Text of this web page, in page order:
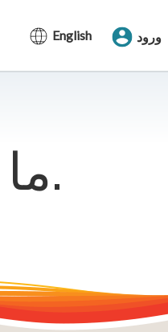
English ورود
ما نمی توانیم آن صفحه را پیدا کنیم.